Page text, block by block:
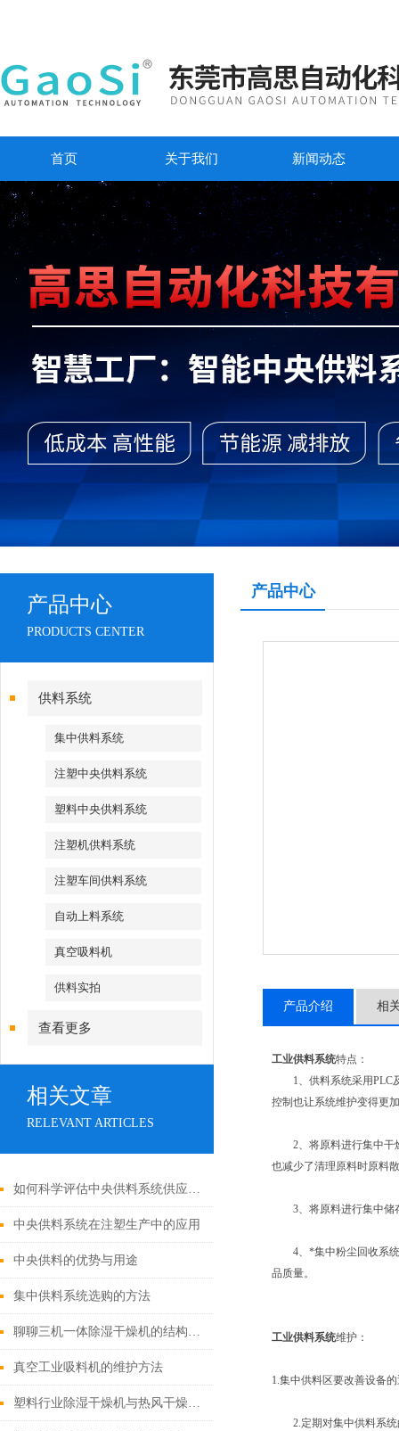
首页 关于我们 新闻动态
产品中心
PRODUCTS CENTER
供料系统
集中供料系统
注塑中央供料系统
塑料中央供料系统
注塑机供料系统
注塑车间供料系统
自动上料系统
真空吸料机
供料实拍
查看更多
相关文章
RELEVANT ARTICLES
如何科学评估中央供料系统供应商与工程实施能力？
中央供料系统在注塑生产中的应用
中央供料的优势与用途
集中供料系统选购的方法
聊聊三机一体除湿干燥机的结构与配置特点
真空工业吸料机的维护方法
塑料行业除湿干燥机与热风干燥机区别
产品中心
产品介绍 相
工业供料系统特点：
1、供料系统采用PLC及
控制也让系统维护变得更
2、将原料进行集中干燥
也减少了清理原料时原料
3、将原料进行集中储存
4、*集中粉尘回收系统
品质量。
工业供料系统维护：
1.集中供料区要改善设备
2.定期对集中供料系统